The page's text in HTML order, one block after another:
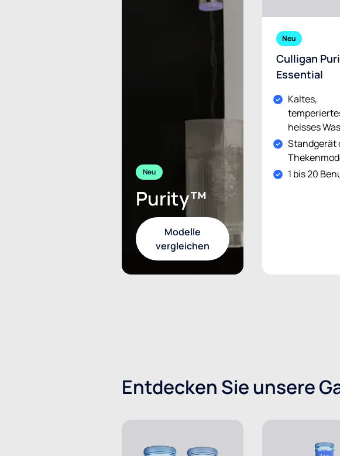
Neu
Purity™
Modelle
vergleichen
Neu
Culligan
Essential
Kaltes,
heisses
Standgerät
1 bis 20
Entdecken Sie unsere